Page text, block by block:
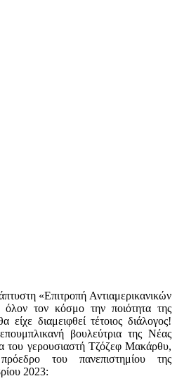
«Επιτροπή Αντιαμερικανικών
τον κόσμο την ποιότητα της
είχε διαμειφθεί τέτοιος διάλογος!
βουλεύτρια της Νέας
του γερουσιαστή Τζόζεφ Μακάρθυ,
του πανεπιστημίου της
2023: